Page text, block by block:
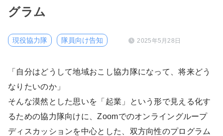
グラム
現役協力隊 隊員向け告知 2025年5月28日
「自分はどうして地域おこし協力隊になって、将来どう
なりたいのか」
そんな漠然とした思いを「起業」という形で見える化す
るための協力隊向けに、Zoomでのオンライングループ
ディスカッションを中心とした、双方向性のプログラム